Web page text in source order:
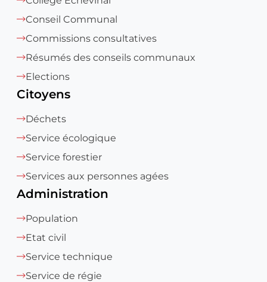
Conseil Communal
Commissions consultatives
Résumés des conseils communaux
Elections
Citoyens
Déchets
Service écologique
Service forestier
Services aux personnes agées
Administration
Population
Etat civil
Service technique
Service de régie